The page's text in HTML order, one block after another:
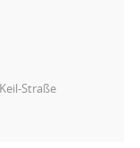
Straße